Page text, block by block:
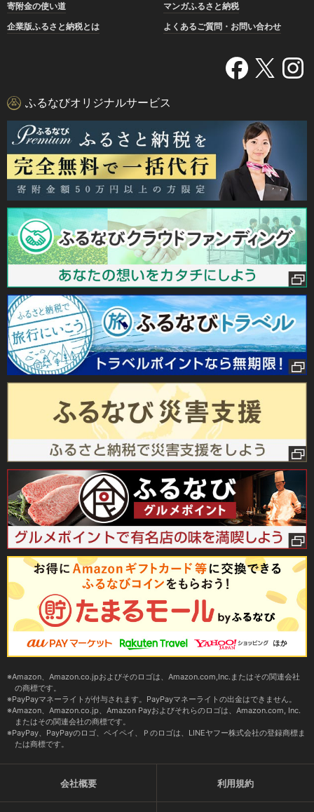
寄附金の使い道
マンガふるさと納税
企業版ふるさと納税とは
よくあるご質問・お問い合わせ
ふるなびオリジナルサービス
Amazon、Amazon.co.jpおよびそのロゴは、Amazon.com,Inc.またはその関連会社
の商標です。
PayPayマネーライトが付与されます。PayPayマネーライトの出金はできません。
Amazon、Amazon.co.jp、Amazon Payおよびそれらのロゴは、Amazon.com, Inc.
またはその関連会社の商標です。
PayPay、PayPayのロゴ、ペイペイ、Ｐのロゴは、LINEヤフー株式会社の登録商標ま
たは商標です。
会社概要 利用規約